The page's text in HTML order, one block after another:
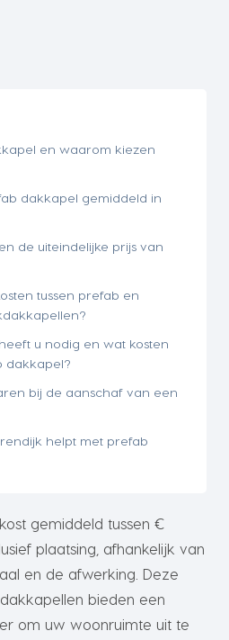
en waarom kiezen
dakkapel gemiddeld in
de uiteindelijke prijs van
tussen prefab en
u nodig en wat kosten
dakkapel?
bij de aanschaf van een
helpt met prefab
kost gemiddeld tussen €
plaatsing, afhankelijk van
en de afwerking. Deze
bieden een
om uw woonruimte uit te